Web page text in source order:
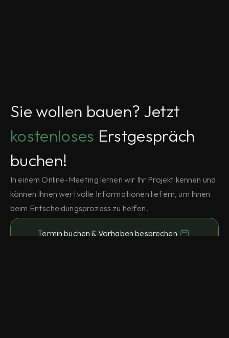
kostenloses Erstgespräch
buchen!
In einem Online-Meeting lernen wir Ihr Projekt kennen und
können Ihnen wertvolle Informationen liefern, um Ihnen
beim Entscheidungsprozess zu helfen.
Termin buchen & Vorhaben besprechen